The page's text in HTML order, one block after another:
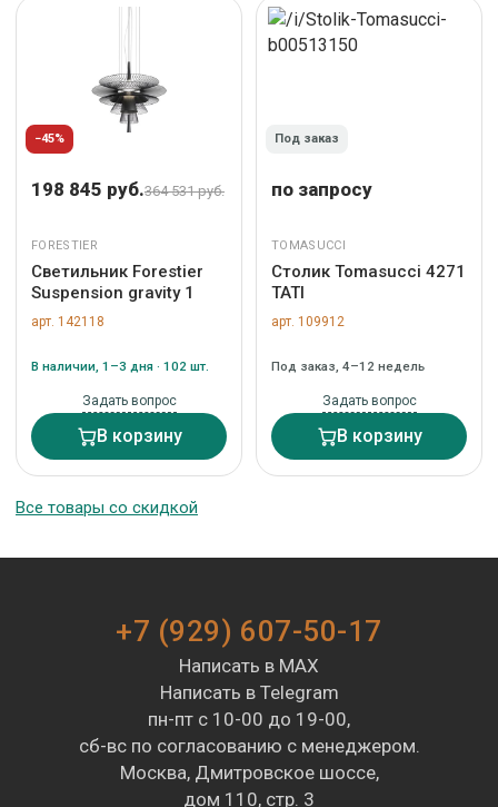
−45%
198 845 руб.364 531 руб.
FORESTIER
Светильник Forestier
Suspension gravity 1
арт. 142118
В наличии, 1–3 дня · 102 шт.
Задать вопрос
В корзину
Под заказ
по запросу
TOMASUCCI
Столик Tomasucci 4271
TATI
арт. 109912
Под заказ, 4–12 недель
Задать вопрос
В корзину
Все товары со скидкой
+7 (929) 607-50-17
Написать в MAX
Написать в Telegram
пн-пт с 10-00 до 19-00,
сб-вс по согласованию с менеджером.
Москва, Дмитровское шоссе,
дом 110, стр. 3